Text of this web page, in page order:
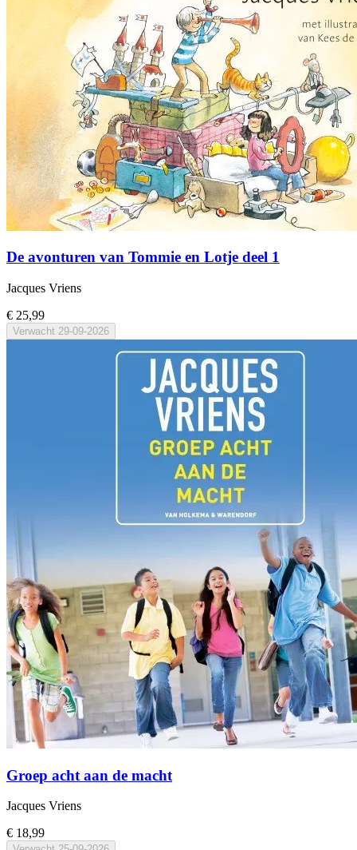
De avonturen van Tommie en Lotje deel 1
Jacques Vriens
€ 25,99
Verwacht 29-09-2026
Groep acht aan de macht
Jacques Vriens
€ 18,99